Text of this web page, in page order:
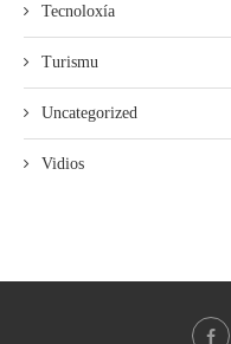
Tecnoloxía
Turismu
Uncategorized
Vidios